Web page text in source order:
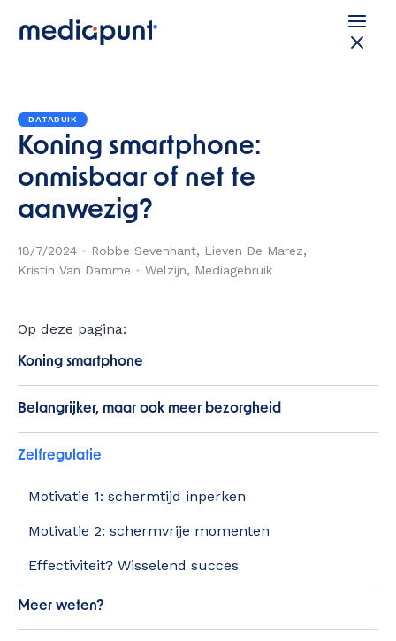
DATADUIK
Koning smartphone:
onmisbaar of net te
aanwezig?
18/7/2024 • Robbe Sevenhant
Lieven De Marez
Kristin Van Damme • Welzijn Mediagebruik
Op deze pagina:
Koning smartphone
Belangrijker, maar ook meer bezorgheid
Zelfregulatie
Motivatie 1: schermtijd inperken
Motivatie 2: schermvrije momenten
Effectiviteit? Wisselend succes
Meer weten?